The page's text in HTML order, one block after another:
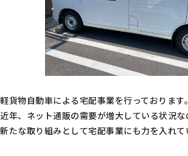
軽貨物自動車による宅配事業を行っております。
近年、ネット通販の需要が増大している状況な
新たな取り組みとして宅配事業にも力を入れて